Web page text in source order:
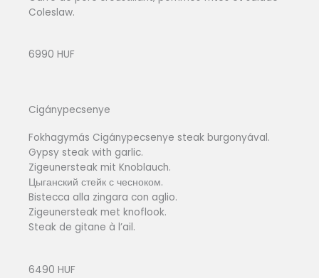
Coleslaw.
6990 HUF
Cigánypecsenye
Fokhagymás Cigánypecsenye steak burgonyával.
Gypsy steak with garlic.
Zigeunersteak mit Knoblauch.
Цыганский стейк с чесноком.
Bistecca alla zingara con aglio.
Zigeunersteak met knoflook.
Steak de gitane à l’ail.
6490 HUF